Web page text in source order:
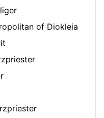
of Diokleia